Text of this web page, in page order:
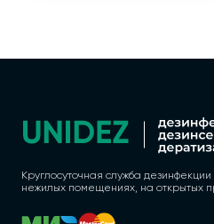
Круглосуточная служба
нежилых помещениях, на открытых